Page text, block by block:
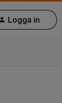
Logga in